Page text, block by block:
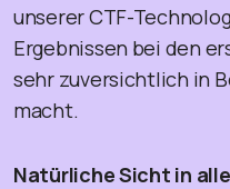
unserer CTF-
Ergebnissen bei den
sehr zuversichtlich in
macht.
Natürliche Sicht in